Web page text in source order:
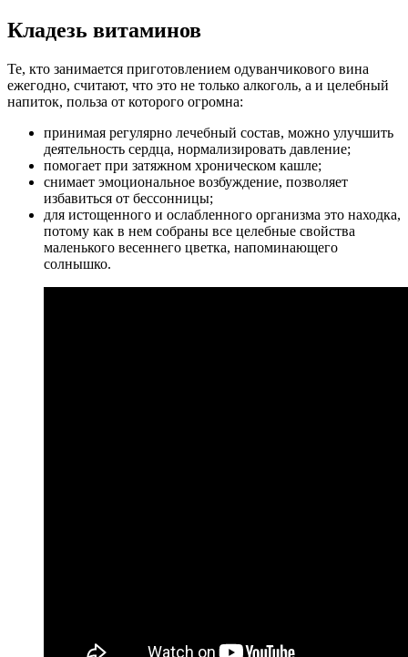
Кладезь витаминов
Те, кто занимается приготовлением одуванчикового вина
ежегодно, считают, что это не только алкоголь, а и целебный
напиток, польза от которого огромна:
принимая регулярно лечебный состав, можно улучшить
деятельность сердца, нормализировать давление;
помогает при затяжном хроническом кашле;
снимает эмоциональное возбуждение, позволяет
избавиться от бессонницы;
для истощенного и ослабленного организма это находка,
потому как в нем собраны все целебные свойства
маленького весеннего цветка, напоминающего
солнышко.